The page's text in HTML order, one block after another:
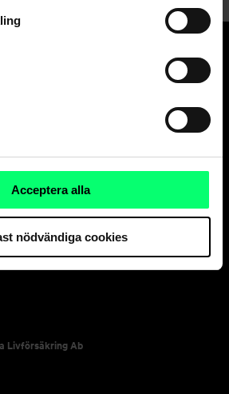
Acceptera alla
nödvändiga cookies
Livförsäkring Ab